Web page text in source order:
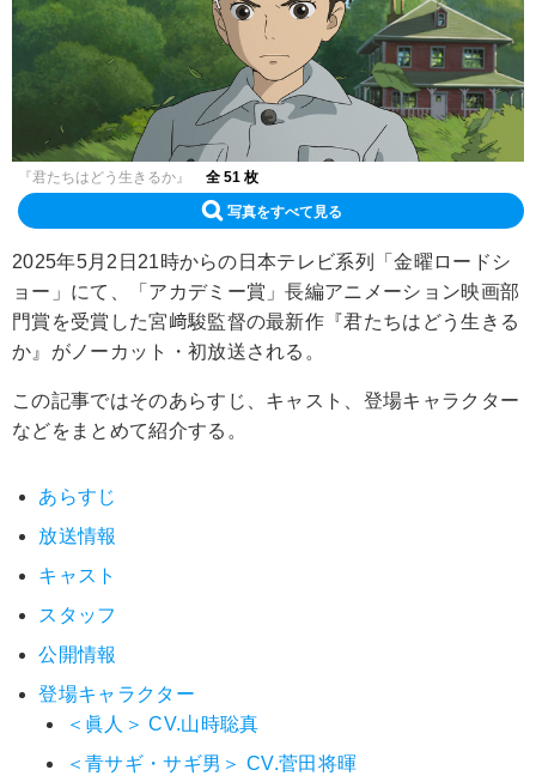
『君たちはどう生きるか』 全 51 枚
写真をすべて見る
2025年5月2日21時からの日本テレビ系列「金曜ロードシ
ョー」にて、「アカデミー賞」長編アニメーション映画部
門賞を受賞した宮﨑駿監督の最新作『君たちはどう生きる
か』がノーカット・初放送される。
この記事ではそのあらすじ、キャスト、登場キャラクター
などをまとめて紹介する。
あらすじ
放送情報
キャスト
スタッフ
公開情報
登場キャラクター
＜眞人＞ CV.山時聡真
＜青サギ・サギ男＞ CV.菅田将暉